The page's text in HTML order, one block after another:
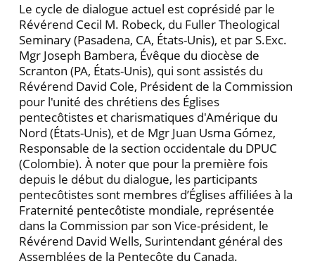
Le cycle de dialogue actuel est coprésidé par le
Révérend Cecil M. Robeck, du Fuller Theological
Seminary (Pasadena, CA, États-Unis), et par S.Exc.
Mgr Joseph Bambera, Évêque du diocèse de
Scranton (PA, États-Unis), qui sont assistés du
Révérend David Cole, Président de la Commission
pour l'unité des chrétiens des Églises
pentecôtistes et charismatiques d'Amérique du
Nord (États-Unis), et de Mgr Juan Usma Gómez,
Responsable de la section occidentale du DPUC
(Colombie). À noter que pour la première fois
depuis le début du dialogue, les participants
pentecôtistes sont membres d’Églises affiliées à la
Fraternité pentecôtiste mondiale, représentée
dans la Commission par son Vice-président, le
Révérend David Wells, Surintendant général des
Assemblées de la Pentecôte du Canada.